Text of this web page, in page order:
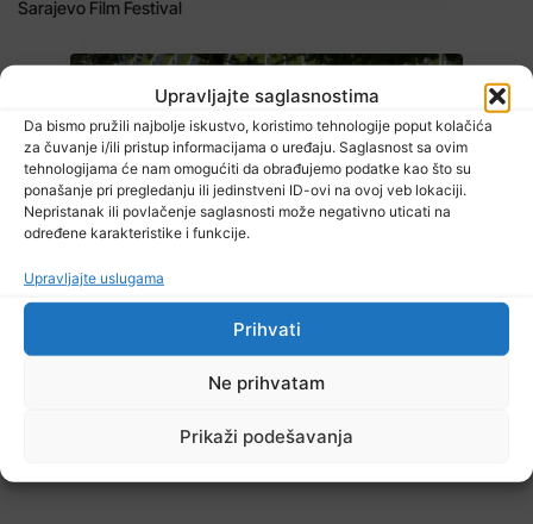
Upravljajte saglasnostima
Da bismo pružili najbolje iskustvo, koristimo tehnologije poput kolačića
za čuvanje i/ili pristup informacijama o uređaju. Saglasnost sa ovim
tehnologijama će nam omogućiti da obrađujemo podatke kao što su
ponašanje pri pregledanju ili jedinstveni ID-ovi na ovoj veb lokaciji.
Nepristanak ili povlačenje saglasnosti može negativno uticati na
određene karakteristike i funkcije.
Upravljajte uslugama
Prihvati
Ne prihvatam
Prikaži podešavanja
Sarajevo Film Festival
7 Augusta, 2026
TV RASPORED